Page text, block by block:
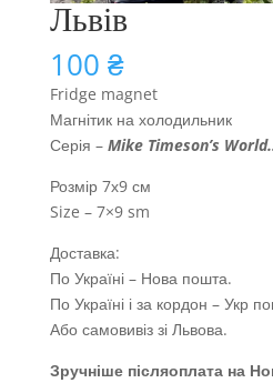
Львів
100 ₴
Fridge magnet
Магнітик на холодильник
Серія – Mike Timeson’s World
Розмір 7х9 см
Size – 7×9 sm
Доставка:
По Україні – Нова пошта.
По Україні і за кордон – Укр
Або самовивіз зі Львова.
Зручніше післяоплата на